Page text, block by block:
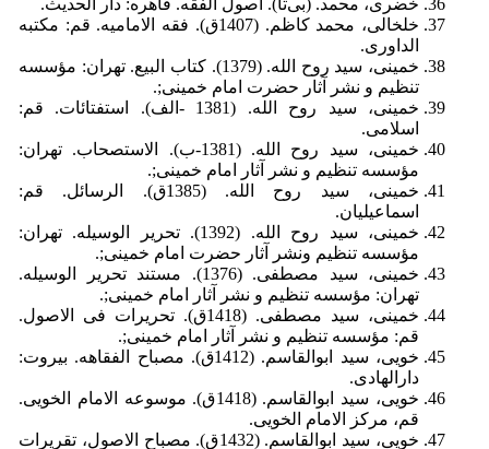
خلخالی، محمد کاظم. (1407ق). فقه الامامیه. قم: مکتبه
الداوری.
خمینی، سید روح الله. (1379). کتاب البیع. تهران: مؤسسه
تنظیم و نشر آثار حضرت امام خمینی;.
خمینی، سید روح الله. (1381 -الف). استفتائات. قم:
اسلامی.
خمینی، سید روح الله. (1381-ب). الاستصحاب. تهران:
مؤسسه تنظیم و نشر آثار امام خمینی;.
خمینی، سید روح الله. (1385ق). الرسائل. قم:
اسماعیلیان.
خمینی، سید روح الله. (1392). تحریر الوسیله. تهران:
مؤسسه تنظیم ونشر آثار حضرت امام خمینی;.
خمینی، سید مصطفی. (1376). مستند تحریر الوسیله.
تهران: مؤسسه تنظیم و نشر آثار امام خمینی;.
خمینی، سید مصطفی. (1418ق). تحریرات فی الاصول.
قم: مؤسسه تنظیم و نشر آثار امام خمینی;.
خویی، سید ابوالقاسم. (1412ق). مصباح الفقاهه. بیروت:
دارالهادی.
خویی، سید ابوالقاسم. (1418ق). موسوعه الامام الخویی.
قم، مرکز الامام الخویی.
خویی، سید ابوالقاسم. (1432ق). مصباح الاصول، تقریرات